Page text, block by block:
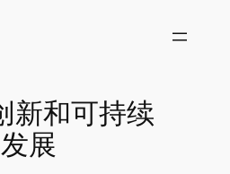
新和可持续
发展